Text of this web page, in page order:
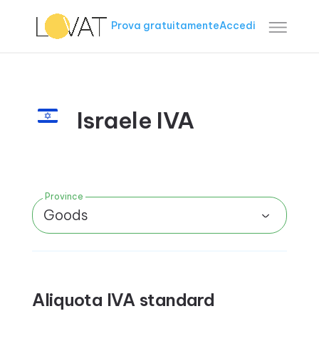
Prova gratuitamenteAccedi
Israele IVA
Province
Goods
Aliquota IVA standard